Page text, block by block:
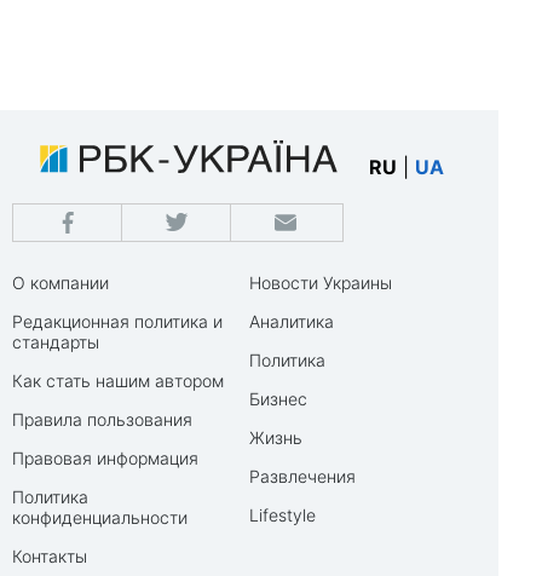
RU UA
О компании
Редакционная политика и
стандарты
Как стать нашим автором
Правила пользования
Правовая информация
Политика
конфиденциальности
Контакты
Новости Украины
Аналитика
Политика
Бизнес
Жизнь
Развлечения
Lifestyle